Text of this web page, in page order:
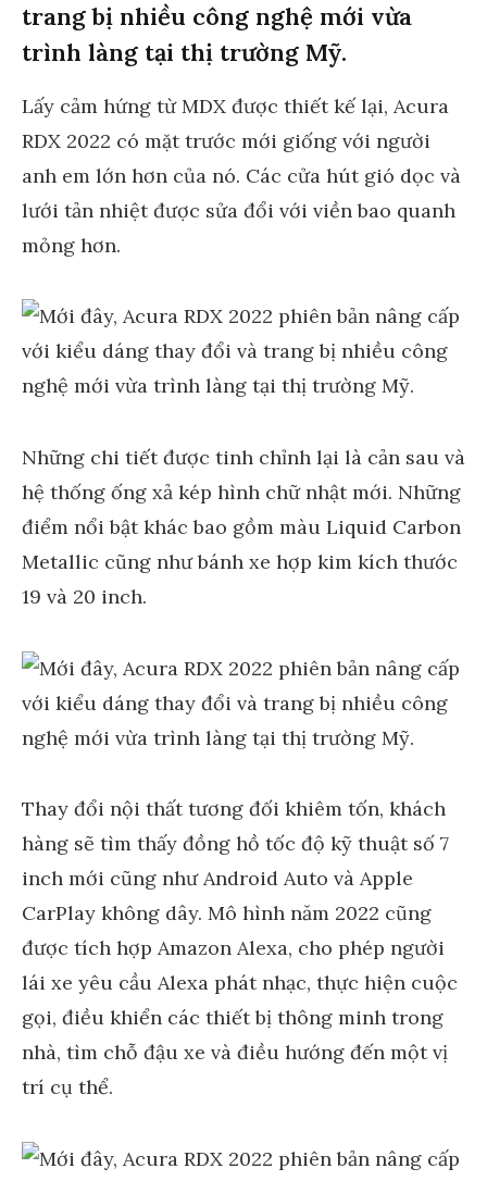
trang bị nhiều công nghệ mới vừa
trình làng tại thị trường Mỹ.
Lấy cảm hứng từ MDX được thiết kế lại, Acura
RDX 2022 có mặt trước mới giống với người
anh em lớn hơn của nó. Các cửa hút gió dọc và
lưới tản nhiệt được sửa đổi với viền bao quanh
mỏng hơn.
Những chi tiết được tinh chỉnh lại là cản sau và
hệ thống ống xả kép hình chữ nhật mới. Những
điểm nổi bật khác bao gồm màu Liquid Carbon
Metallic cũng như bánh xe hợp kim kích thước
19 và 20 inch.
Thay đổi nội thất tương đối khiêm tốn, khách
hàng sẽ tìm thấy đồng hồ tốc độ kỹ thuật số 7
inch mới cũng như Android Auto và Apple
CarPlay không dây. Mô hình năm 2022 cũng
được tích hợp Amazon Alexa, cho phép người
lái xe yêu cầu Alexa phát nhạc, thực hiện cuộc
gọi, điều khiển các thiết bị thông minh trong
nhà, tìm chỗ đậu xe và điều hướng đến một vị
trí cụ thể.